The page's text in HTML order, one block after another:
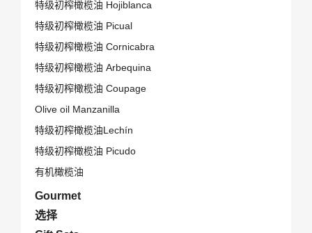
特级初榨橄榄油 Hojiblanca
特级初榨橄榄油 Picual
特级初榨橄榄油 Cornicabra
特级初榨橄榄油 Arbequina
特级初榨橄榄油 Coupage
Olive oil Manzanilla
特级初榨橄榄油Lechín
特级初榨橄榄油 Picudo
有机橄榄油
Gourmet
选择